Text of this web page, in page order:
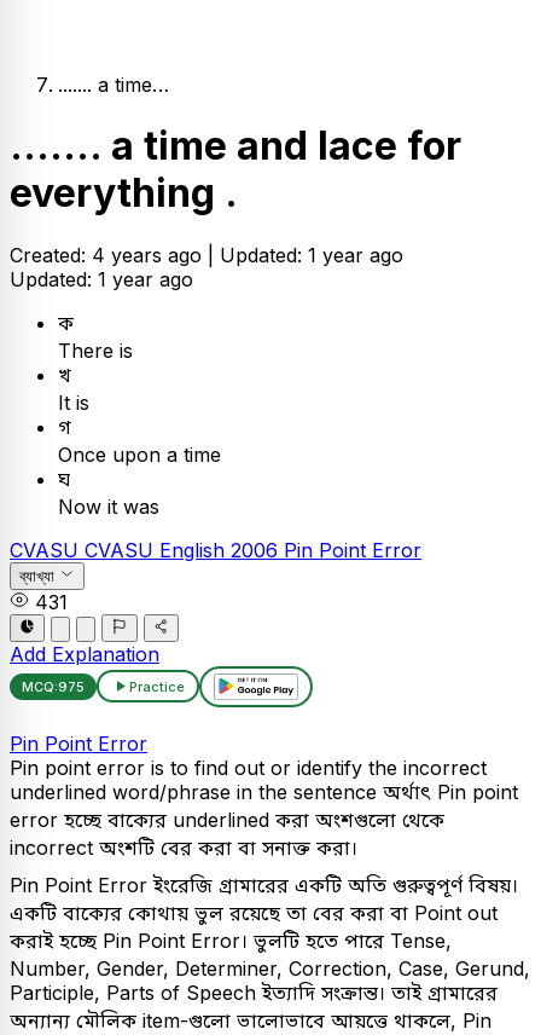
....... a time…
....... a time and lace for
everything .
Created: 4 years ago | Updated: 1 year ago
Updated: 1 year ago
ক
There is
খ
It is
গ
Once upon a time
ঘ
Now it was
CVASU CVASU English 2006 Pin Point Error
ব্যাখ্যা
431
Add Explanation
MCQ:975 Practice
Pin Point Error
Pin point error is to find out or identify the incorrect
underlined word/phrase in the sentence অর্থাৎ Pin point
error হচ্ছে বাক্যের underlined করা অংশগুলো থেকে
incorrect অংশটি বের করা বা সনাক্ত করা।
Pin Point Error ইংরেজি গ্রামারের একটি অতি গুরুত্বপূর্ণ বিষয়।
একটি বাক্যের কোথায় ভুল রয়েছে তা বের করা বা Point out
করাই হচ্ছে Pin Point Error। ভুলটি হতে পারে Tense,
Number, Gender, Determiner, Correction, Case, Gerund,
Participle, Parts of Speech ইত্যাদি সংক্রান্ত। তাই গ্রামারের
অন্যান্য মৌলিক item-গুলো ভালোভাবে আয়ত্তে থাকলে, Pin